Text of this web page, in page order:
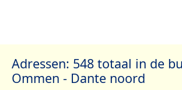
Adressen: 548 totaal in de
Ommen - Dante noord